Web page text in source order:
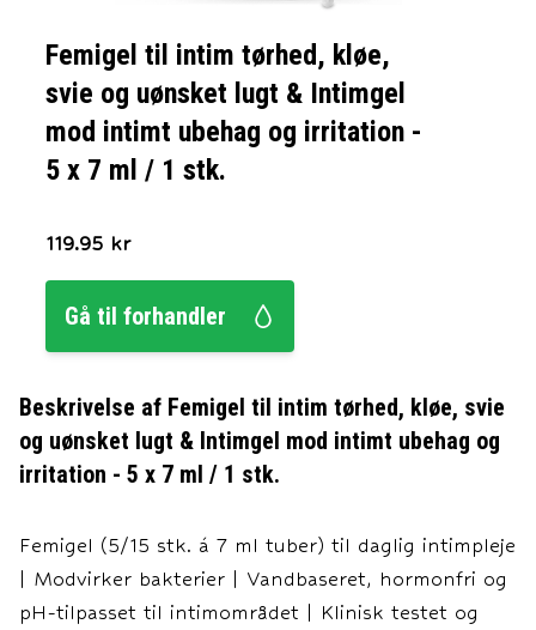
Femigel til intim tørhed, kløe,
svie og uønsket lugt & Intimgel
mod intimt ubehag og irritation -
5 x 7 ml / 1 stk.
119.95 kr
Gå til forhandler
Beskrivelse af Femigel til intim tørhed, kløe, svie
og uønsket lugt & Intimgel mod intimt ubehag og
irritation - 5 x 7 ml / 1 stk.
Femigel (5/15 stk. á 7 ml tuber) til daglig intimpleje
| Modvirker bakterier | Vandbaseret, hormonfri og
pH-tilpasset til intimområdet | Klinisk testet og